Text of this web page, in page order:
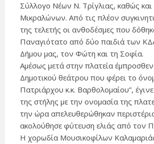
Σύλλογο Νέων Ν. Τρίγλιας, καθώς
Μικραλώνων. Από τις πλέον
της τελετής οι ανθοδέσμες που
Παναγιότατο από δύο παιδιά των
Δήμου μας, τον Φώτη και τη Σοφία.
Αμέσως μετά στην πλατεία
Δημοτικού θεάτρου που φέρει το
Πατριάρχου κ.κ. Βαρθολομαίου”,
της στήλης με την ονομασία της
την ώρα απελευθερώθηκαν
ακολούθησε φύτευση ελιάς από τον
Η χορωδία Μουσικοφίλων